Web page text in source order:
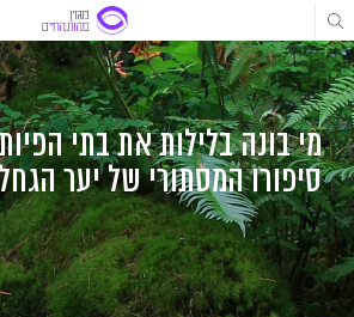
דלג
לתוכן
דלג
לתוכן
דלג
לניווט
מי בונה בלילות את בתי
סיפורו המסתורי של יער